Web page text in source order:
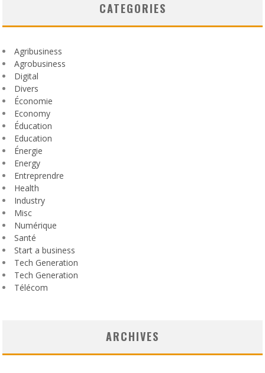
CATEGORIES
Agribusiness
Agrobusiness
Digital
Divers
Économie
Economy
Éducation
Education
Énergie
Energy
Entreprendre
Health
Industry
Misc
Numérique
Santé
Start a business
Tech Generation
Tech Generation
Télécom
ARCHIVES